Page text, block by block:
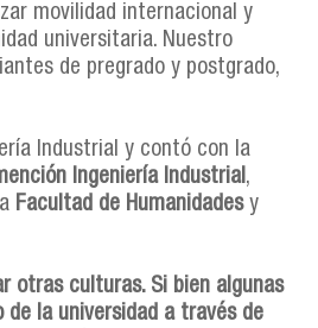
movilidad internacional y
universitaria. Nuestro
de pregrado y postgrado,
Industrial y contó con la
Ingeniería Industrial,
Facultad de Humanidadesy
otras culturas. Si bien algunas
de la universidad a través de